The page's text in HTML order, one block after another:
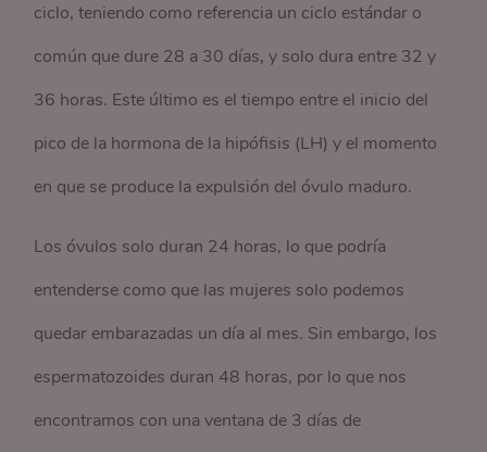
ciclo, teniendo como referencia un ciclo estándar o
común que dure 28 a 30 días, y solo dura entre 32 y
36 horas. Este último es el tiempo entre el inicio del
pico de la hormona de la hipófisis (LH) y el momento
en que se produce la expulsión del óvulo maduro.
Los óvulos solo duran 24 horas, lo que podría
entenderse como que las mujeres solo podemos
quedar embarazadas un día al mes. Sin embargo, los
espermatozoides duran 48 horas, por lo que nos
encontramos con una ventana de 3 días de